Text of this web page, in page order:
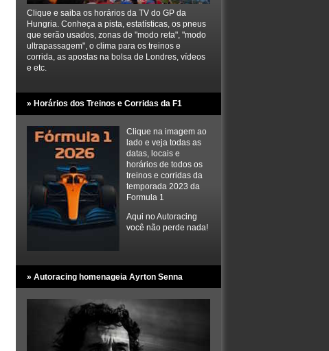
Clique e saiba os horários da TV do GP da
Hungria. Conheça a pista, estatísticas, os pneus
que serão usados, zonas de "modo reta", "modo
ultrapassagem", o clima para os treinos e
corrida, as apostas na bolsa de Londres, vídeos
e etc.
» Horários dos Treinos e Corridas da F1
Clique na imagem ao
lado e veja todas as
datas, locais e
horários de todos os
treinos e corridas da
temporada 2023 da
Formula 1
Aqui no Autoracing
você não perde nada!
» Autoracing homenageia Ayrton Senna